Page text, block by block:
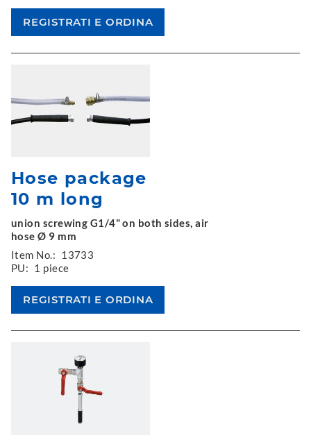
Hose package
10 m long
union screwing G1/4" on both sides, air
hose Ø 9 mm
Item No.: 13733
PU: 1 piece